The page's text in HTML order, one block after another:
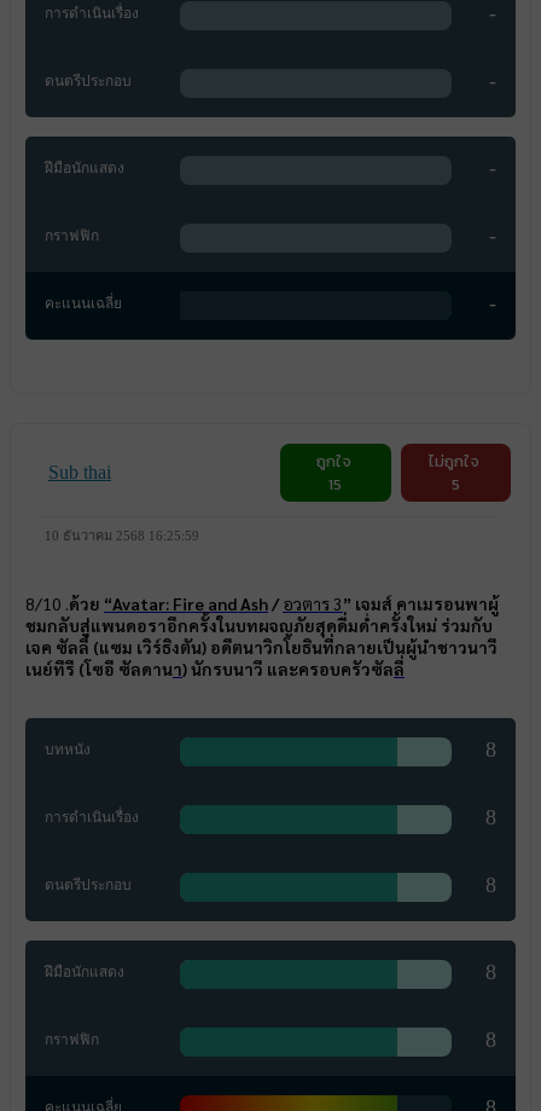
การดำเนินเรื่อง -
ดนตรีประกอบ -
ฝีมือนักแสดง -
กราฟฟิก -
คะแนนเฉลี่ย -
Sub thai
ถูกใจ
15
ไม่ถูกใจ
5
10 ธันวาคม 2568 16:25:59
8/10 .ด้วย “Avatar: Fire and Ash/อวตาร 3” เจมส์ คาเมรอนพาผู้
ชมกลับสู่แพนดอราอีกครั้งในบทผจญภัยสุดดื่มด่ำครั้งใหม่ ร่วมกับ
เจค ซัลลี่ (แซม เวิร์ธิงตัน) อดีตนาวิกโยธินที่กลายเป็นผู้นำชาวนาวี
เนย์ทีรี (โซอี ซัลดานา) นักรบนาวี และครอบครัวซัลลี่
บทหนัง 8
การดำเนินเรื่อง 8
ดนตรีประกอบ 8
ฝีมือนักแสดง 8
กราฟฟิก 8
คะแนนเฉลี่ย